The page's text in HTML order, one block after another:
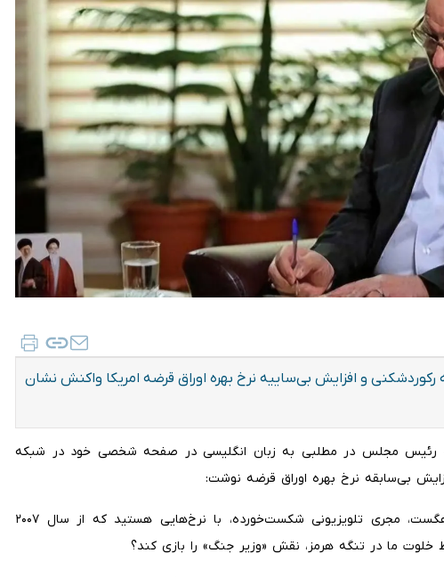
و افزایش بی‌ساییه نرخ بهره اوراق قرضه امریکا واکنش نشان
رئیس مجلس در مطلبی به زبان انگلیسی در صفحه شخصی خود در شبکه
بی‌سابقه نرخ بهره اوراق قرضه نوشت:
«پس شما در حال تأمین مالی هگست، مجری تلویزیونی شکست‌خورده، با نرخ‌هایی هستید که از سال ۲۰۰۷
خلوت ما در تنگه هرمز، نقش «وزیر جنگ» را بازی کند؟